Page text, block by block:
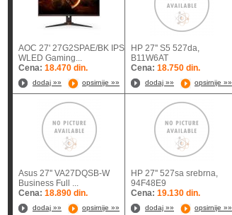
AOC 27' 27G2SPAE/BK IPS
WLED Gaming...
Cena: 18.470 din.
dodaj »» opsirnije »»
HP 27'' S5 527da,
B11W6AT
Cena: 18.750 din.
dodaj »» opsirnije »»
Asus 27'' VA27DQSB-W
Business Full ...
Cena: 18.890 din.
dodaj »» opsirnije »»
HP 27'' 527sa srebrna,
94F48E9
Cena: 19.130 din.
dodaj »» opsirnije »»